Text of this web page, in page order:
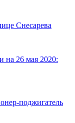
Снесарева
на 26 мая 2020:
поджигатель